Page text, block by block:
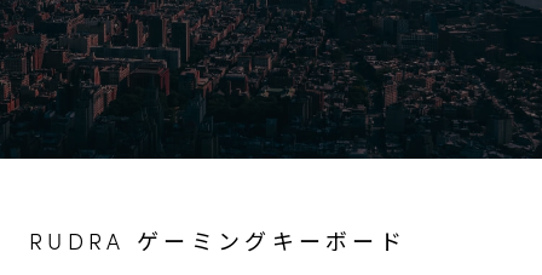
RUDRA ゲーミングキーボード